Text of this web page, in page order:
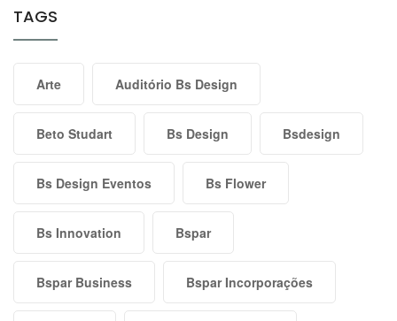
TAGS
Arte Auditório Bs Design
Beto Studart Bs Design Bsdesign
Bs Design Eventos Bs Flower
Bs Innovation Bspar
Bspar Business Bspar Incorporações